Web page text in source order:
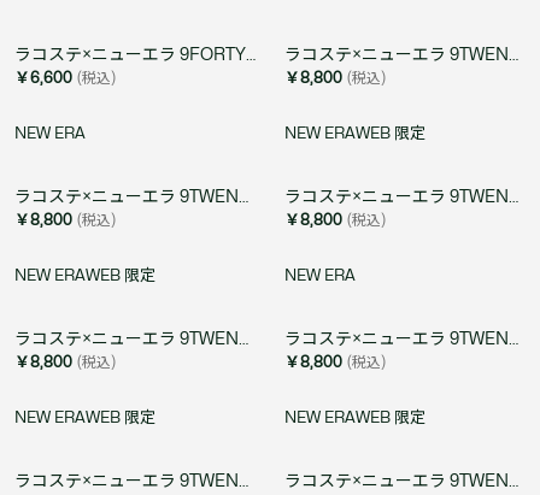
￥6,600 (税込)
NEW ERA
￥8,800 (税込)
NEW ERAWEB 限定
￥8,800 (税込)
NEW ERAWEB 限定
￥8,800 (税込)
NEW ERA
￥8,800 (税込)
NEW ERAWEB 限定
￥8,800 (税込)
NEW ERAWEB 限定